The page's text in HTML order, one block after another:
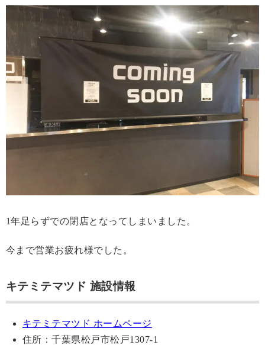
1年足らずでの閉店となってしまいました。
今まで営業お疲れ様でした。
キテミテマツド 施設情報
キテミテマツド ホームページ
住所：千葉県松戸市松戸1307-1